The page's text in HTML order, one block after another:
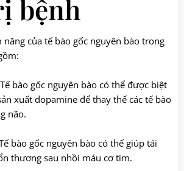
bệnh
năng của tế bào gốc nguyên bào trong
Tế bào gốc nguyên bào có thể được biệt
xuất dopamine để thay thế các tế bào
não.
bào gốc nguyên bào có thể giúp tái
thương sau nhồi máu cơ tim.